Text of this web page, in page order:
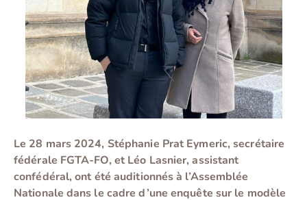
Le 28 mars 2024, Stéphanie Prat Eymeric, secrétaire
fédérale FGTA-FO, et Léo Lasnier, assistant
confédéral, ont été auditionnés à l’Assemblée
Nationale dans le cadre d’une enquête sur le modèle